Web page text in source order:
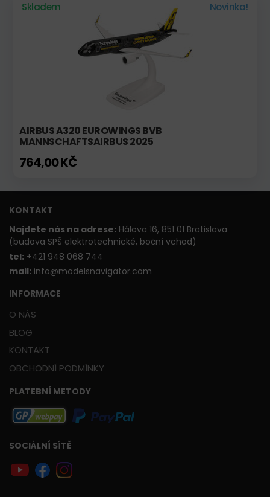
Skladem Novinka!
AIRBUS A320 EUROWINGS BVB
MANNSCHAFTSAIRBUS 2025
764,00 KČ
KONTAKT
Najdete nás na adrese: Hálova 16, 851 01 Bratislava
(budova SPŠ elektrotechnické, boční vchod)
tel: +421 948 068 744
mail: info@modelsnavigator.com
INFORMACE
O NÁS
BLOG
KONTAKT
OBCHODNÍ PODMÍNKY
PLATEBNÍ METODY
SOCIÁLNÍ SÍTĚ